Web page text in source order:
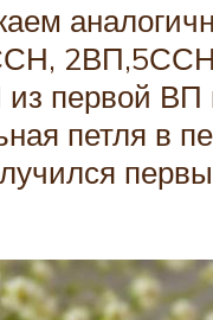
первой ВП
петля в